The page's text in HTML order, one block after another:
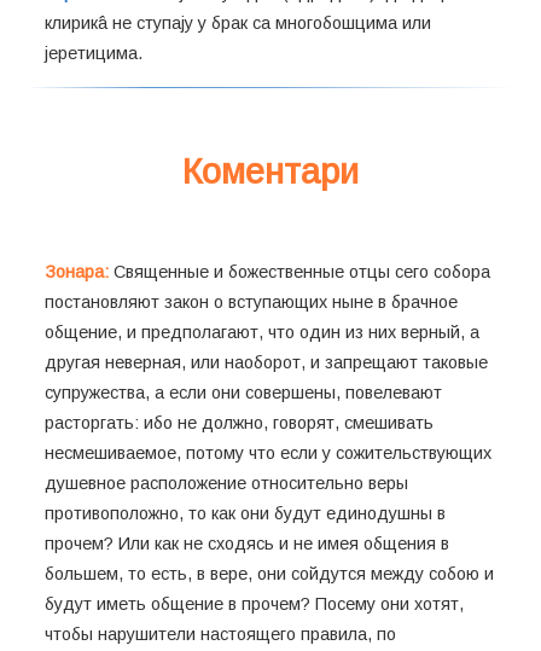
клирикâ не ступају у брак са многобошцима или
јеретицима.
Коментари
Зонара:Священные и божественные отцы сего собора
постановляют закон о вступающих ныне в брачное
общение, и предполагают, что один из них верный, а
другая неверная, или наоборот, и запрещают таковые
супружества, а если они совершены, повелевают
расторгать: ибо не должно, говорят, смешивать
несмешиваемое, потому что если у сожительствующих
душевное расположение относительно веры
противоположно, то как они будут единодушны в
прочем? Или как не сходясь и не имея общения в
большем, то есть, в вере, они сойдутся между собою и
будут иметь общение в прочем? Посему они хотят,
чтобы нарушители настоящего правила, по